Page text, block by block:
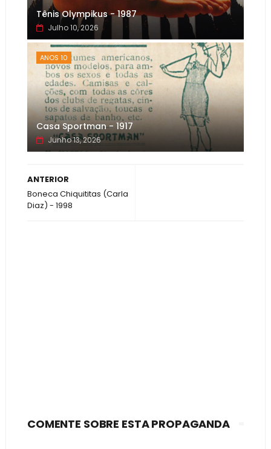
Tênis Olympikus - 1987
Julho 10, 2026
ANOS 10
Casa Sportman - 1917
Junho 13, 2026
ANTERIOR
Boneca Chiquititas (Carla
Diaz) - 1998
COMENTE SOBRE ESTA PROPAGANDA